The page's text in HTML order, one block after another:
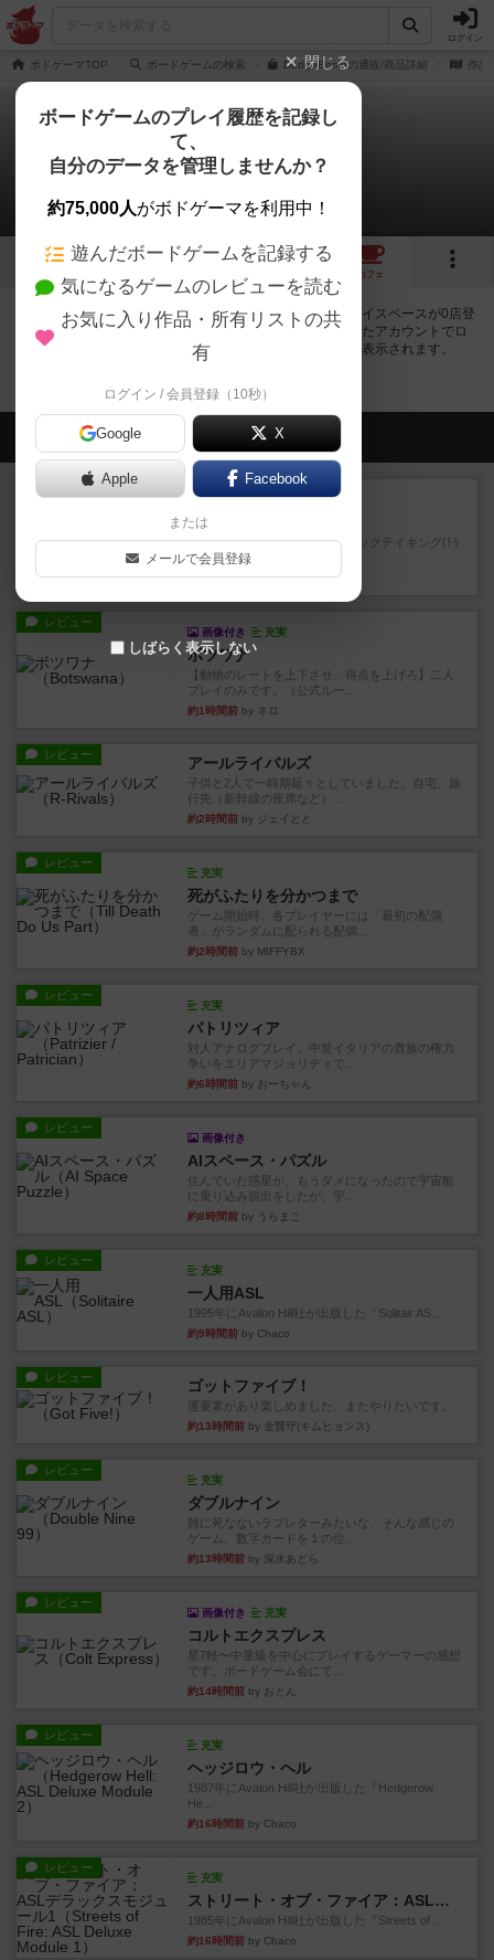
ログイン
ボドゲーマTOP ボードゲームの検索 DodgeBombの通販/商品詳細 作品
ドッジボム
0店のカフェ/スペースが提供中
6 1 1
カフェ
ドッジボムで遊ぶことができるボードゲームカフェ・プレイスペースが0店登
録されています。公開プロフィールの都道府県が設定されたアカウントでロ
グインすると、同じ都道府県内の店舗に絞り込むボタンが表示されます。
会員の新しい投稿
レビュー
画像付き 充実
パーラ
率直に遊んだ感想を言う！トリックテイキング(ﾄﾘ
ﾃ)のカードゲーム。 ...
約1時間前by 鳴屋
レビュー
画像付き 充実
ボツワナ
【動物のレートを上下させ、得点を上げろ】二人
プレイのみです。（公式ルー...
約1時間前 by ネロ
レビュー アールライバルズ
子供と2人で一時期延々としていました。自宅、旅
行先（新幹線の座席など）...
約2時間前 by ジェイとと
レビュー
充実
死がふたりを分かつまで
ゲーム開始時、各プレイヤーには「最初の配偶
者」がランダムに配られる配偶...
約2時間前 by MIFFYBX
レビュー
充実
パトリツィア
対人アナログプレイ。中世イタリアの貴族の権力
争いをエリアマジョリティで...
約6時間前 by おーちゃん
レビュー
画像付き
AIスペース・パズル
住んでいた惑星が、もうダメになったので宇宙船
に乗り込み脱出をしたが、宇...
約8時間前 by うらまこ
レビュー
充実
一人用ASL
1995年にAvalon Hill社が出版した『Solitair AS...
約9時間前 by Chaco
レビュー ゴットファイブ！
運要素があり楽しめました。またやりたいです。
約13時間前 by 金賢守(キムヒョンス)
レビュー
充実
ダブルナイン
雑に死なないラブレターみたいな、そんな感じの
ゲーム。数字カードを１の位...
約13時間前 by 深水あどら
レビュー
画像付き 充実
コルトエクスプレス
星7軽〜中量級を中心にプレイするゲーマーの感想
です。ボードゲーム会にて...
約14時間前 by おとん
レビュー
充実
ヘッジロウ・ヘル
1987年にAvalon Hill社が出版した『Hedgerow
He...
約16時間前 by Chaco
レビュー
充実
ストリート・オブ・ファイア：ASLデラックスモジュール1
1985年にAvalon Hill社が出版した『Streets of ...
約16時間前 by Chaco
閉じる
ボードゲームのプレイ履歴を記録し
て、
自分のデータを管理しませんか？
約75,000人がボドゲーマを利用中！
遊んだボードゲームを記録する
気になるゲームのレビューを読む
お気に入り作品・所有リストの共
有
ログイン / 会員登録（10秒）
Google X
Apple Facebook
または
メールで会員登録
しばらく表示しない